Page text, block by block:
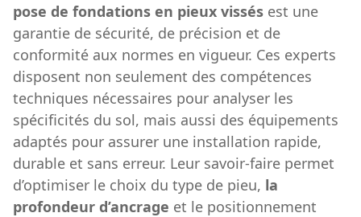
pose de fondations en pieux vissés est une
garantie de sécurité, de précision et de
conformité aux normes en vigueur. Ces experts
disposent non seulement des compétences
techniques nécessaires pour analyser les
spécificités du sol, mais aussi des équipements
adaptés pour assurer une installation rapide,
durable et sans erreur. Leur savoir-faire permet
d’optimiser le choix du type de pieu, la
profondeur d’ancrage et le positionnement